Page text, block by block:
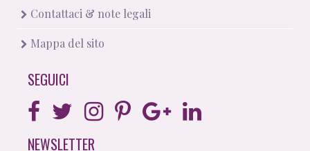
Contattaci & note legali
Mappa del sito
SEGUICI
NEWSLETTER